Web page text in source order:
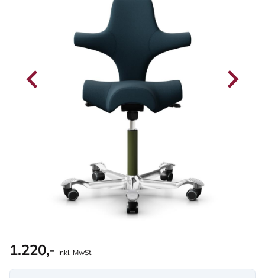
1.220,- Inkl. MwSt.